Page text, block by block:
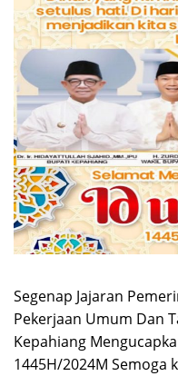
Segenap Jajaran
Pekerjaan Umum Dan
Kepahiang
1445H/2024M Semoga